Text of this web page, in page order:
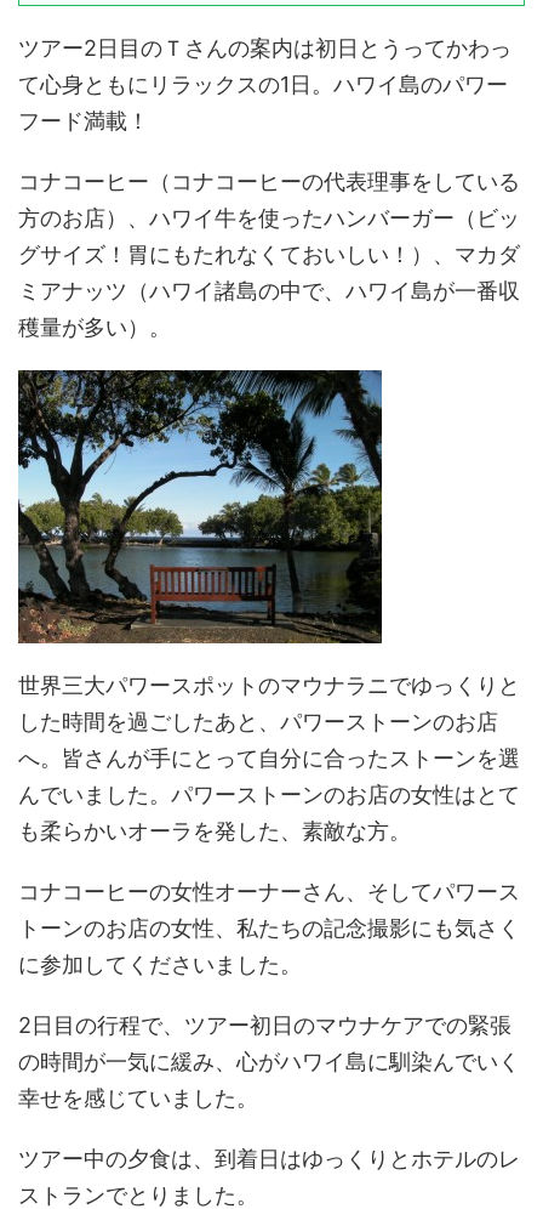
ツアー2日目のＴさんの案内は初日とうってかわっ
て心身ともにリラックスの1日。ハワイ島のパワー
フード満載！
コナコーヒー（コナコーヒーの代表理事をしている
方のお店）、ハワイ牛を使ったハンバーガー（ビッ
グサイズ！胃にもたれなくておいしい！）、マカダ
ミアナッツ（ハワイ諸島の中で、ハワイ島が一番収
穫量が多い）。
世界三大パワースポットのマウナラニでゆっくりと
した時間を過ごしたあと、パワーストーンのお店
へ。皆さんが手にとって自分に合ったストーンを選
んでいました。パワーストーンのお店の女性はとて
も柔らかいオーラを発した、素敵な方。
コナコーヒーの女性オーナーさん、そしてパワース
トーンのお店の女性、私たちの記念撮影にも気さく
に参加してくださいました。
2日目の行程で、ツアー初日のマウナケアでの緊張
の時間が一気に緩み、心がハワイ島に馴染んでいく
幸せを感じていました。
ツアー中の夕食は、到着日はゆっくりとホテルのレ
ストランでとりました。